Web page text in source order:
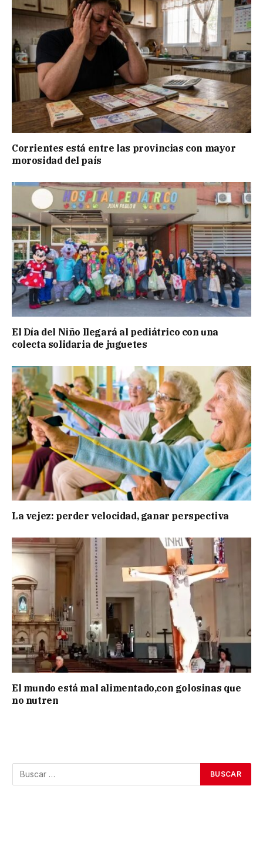
Corrientes está entre las provincias con mayor
morosidad del país
El Día del Niño llegará al pediátrico con una
colecta solidaria de juguetes
La vejez: perder velocidad, ganar perspectiva
El mundo está mal alimentado,con golosinas que
no nutren